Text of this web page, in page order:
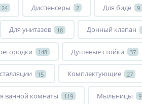
24 Диспенсеры 2 Для биде 9
Для унитазов 18 Донный клапан
148 Душевые стойки 37
15 Комплектующие 27
ванной комнаты 119 Мыльницы 9